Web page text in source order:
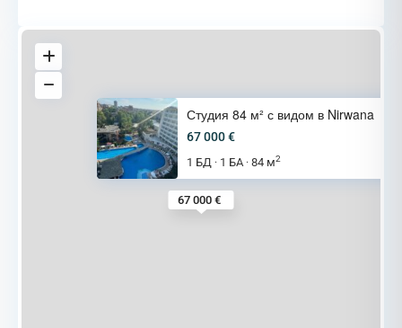
67 000 €
Студия 84 м² с видом в Nirwana
67 000 €
1 БД · 1 БА · 84 м2